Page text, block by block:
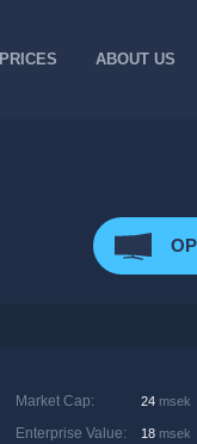
PRICES ABOUT US
Market Cap: 24 msek
Enterprise Value: 18 msek